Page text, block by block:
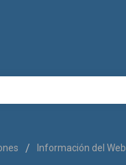
Información del